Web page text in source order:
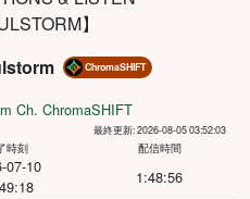
】
ChromaSHIFT
Ch. ChromaSHIFT
最終更新: 2026-08-05 03:52:03
時刻
07-10
配信時間
1:48:56